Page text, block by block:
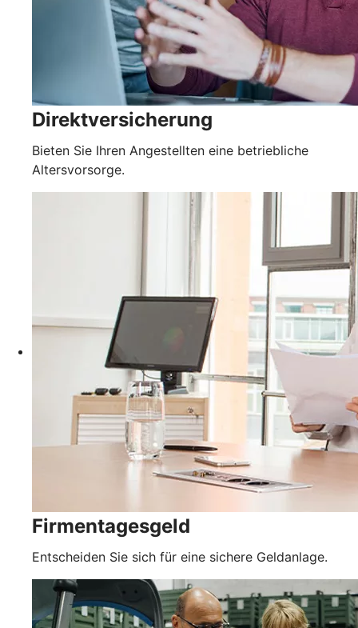
Direktversicherung
Bieten Sie Ihren Angestellten eine betriebliche
Altersvorsorge.
Firmentagesgeld
Entscheiden Sie sich für eine sichere Geldanlage.